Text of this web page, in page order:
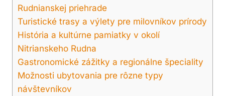
Rudnianskej‍ priehrade
Turistické trasy a výlety pre milovníkov prírody
História a kultúrne pamiatky ⁢v okolí
Nitrianskeho ⁣Rudna
Gastronomické‍ zážitky a⁢ regionálne špeciality
Možnosti ubytovania⁣ pre rôzne typy
návštevníkov